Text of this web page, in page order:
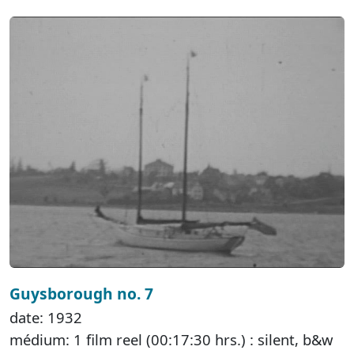
Guysborough no. 7
date: 1932
médium: 1 film reel (00:17:30 hrs.) : silent, b&w